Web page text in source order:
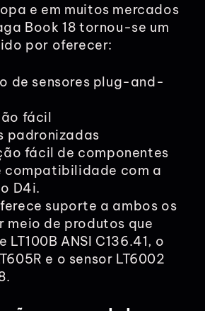
e em muitos mercados
Book 18 tornou-se um
por oferecer:
de sensores plug-and-
fácil
padronizadas
fácil de componentes
compatibilidade com a
D4i.
suporte a ambos os
meio de produtos que
LT100B ANSI C136.41, o
e o sensor LT6002